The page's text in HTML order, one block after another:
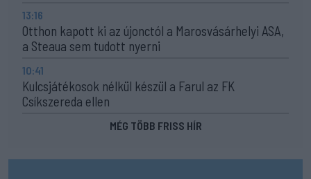
13:16
Otthon kapott ki az újonctól a Marosvásárhelyi ASA,
a Steaua sem tudott nyerni
10:41
Kulcsjátékosok nélkül készül a Farul az FK
Csíkszereda ellen
MÉG TÖBB FRISS HÍR